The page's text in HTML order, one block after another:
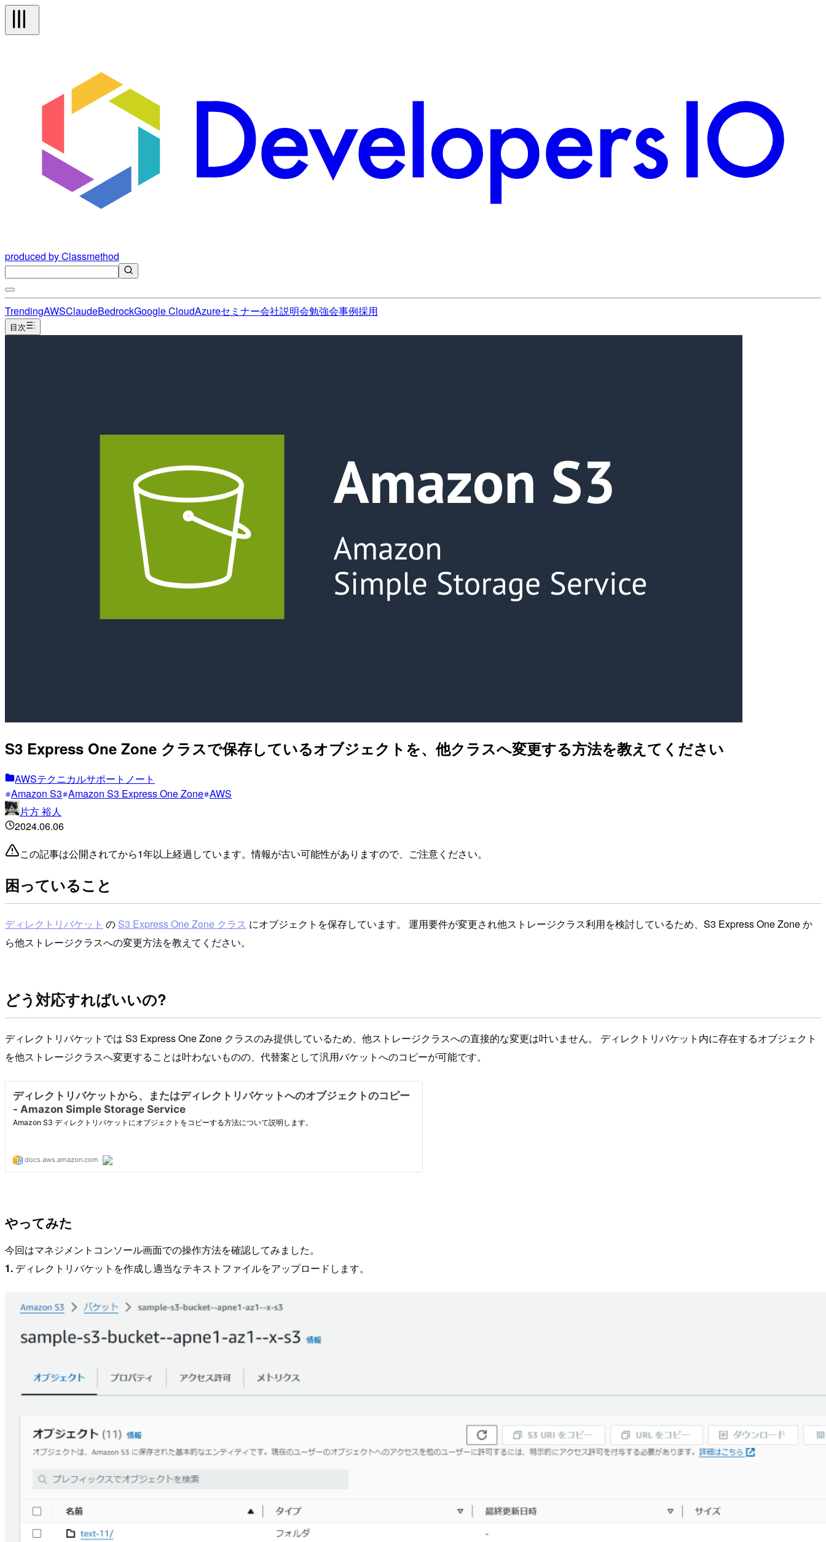
produced by Classmethod
TrendingAWSClaudeBedrockGoogle CloudAzureセミナー会社説明会勉強会事例採用
目次
S3 Express One Zone クラスで保存しているオブジェクトを、他クラスへ変更する方法を教えてください
AWSテクニカルサポートノート
Amazon S3 Amazon S3 Express One Zone AWS
片方 裕人
2024.06.06
この記事は公開されてから1年以上経過しています。情報が古い可能性がありますので、ご注意ください。
困っていること
ディレクトリバケット の S3 Express One Zone クラス にオブジェクトを保存しています。 運用要件が変更され他ストレージクラス利用を検討しているため、S3 Express One Zone か
ら他ストレージクラスへの変更方法を教えてください。
どう対応すればいいの?
ディレクトリバケットでは S3 Express One Zone クラスのみ提供しているため、他ストレージクラスへの直接的な変更は叶いません。 ディレクトリバケット内に存在するオブジェクト
を他ストレージクラスへ変更することは叶わないものの、代替案として汎用バケットへのコピーが可能です。
やってみた
今回はマネジメントコンソール画面での操作方法を確認してみました。
1. ディレクトリバケットを作成し適当なテキストファイルをアップロードします。